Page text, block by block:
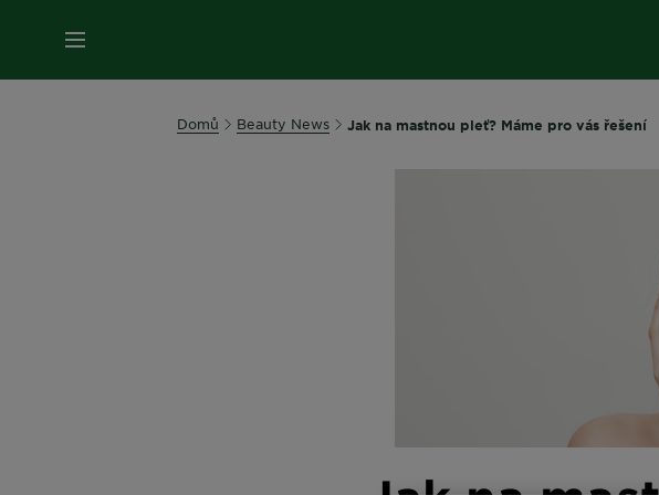
MENU
Domů Beauty News Jak na mastnou pleť? Máme pro vás řešení